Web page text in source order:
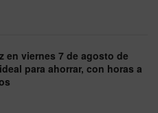
en viernes 7 de agosto de
para ahorrar, con horas a